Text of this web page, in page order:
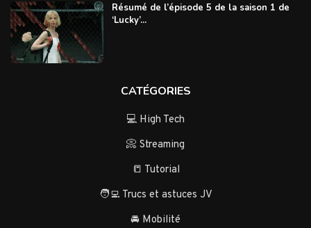
Résumé de l’épisode 5 de la saison 1 de
‘Lucky’...
CATÉGORIES
💻 High Tech
📀 Streaming
📒 Tutorial
🧑‍💻 Trucs et astuces JV
🚘 Mobilité